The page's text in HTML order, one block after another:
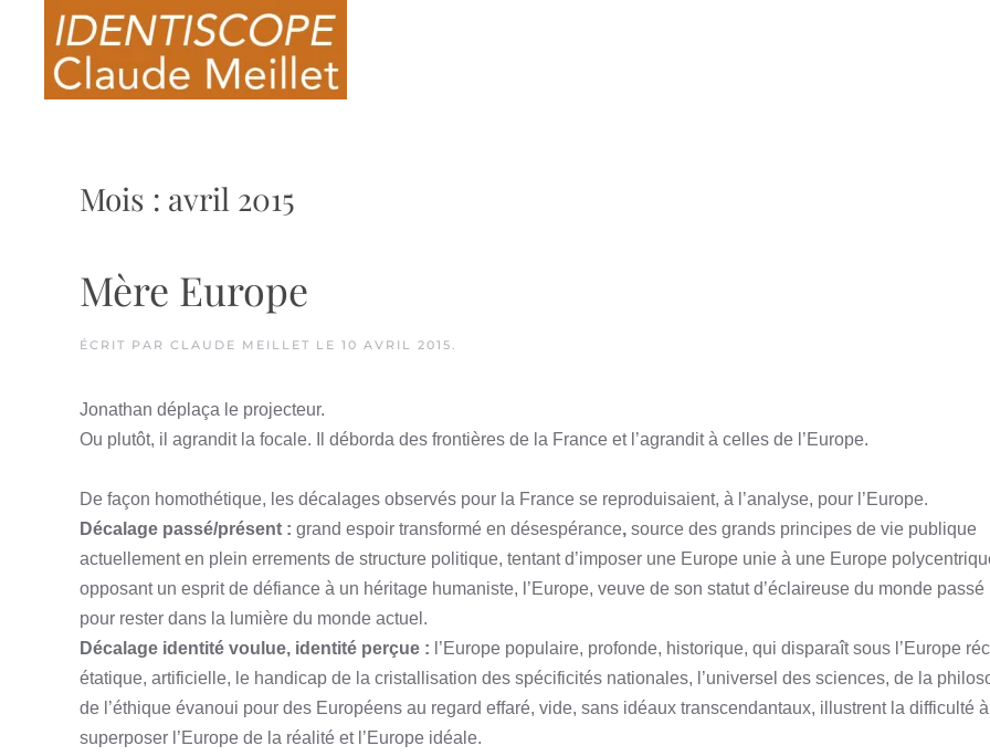
Skip to main content
Mois : avril 2015
Mère Europe
ÉCRIT PAR CLAUDE MEILLET LE 10 AVRIL 2015.
Jonathan déplaça le projecteur.
Ou plutôt, il agrandit la focale. Il déborda des frontières de la France et l’agrandit à celles de l’Europe.
De façon homothétique, les décalages observés pour la France se reproduisaient, à l’analyse, pour l’Europe.
Décalage passé/présent : grand espoir transformé en désespérance, source des grands principes de vie publique
actuellement en plein errements de structure politique, tentant d’imposer une Europe unie à une Europe
opposant un esprit de défiance à un héritage humaniste, l’Europe, veuve de son statut d’éclaireuse du monde passé
pour rester dans la lumière du monde actuel.
Décalage identité voulue, identité perçue : l’Europe populaire, profonde, historique, qui disparaît sous l’Europe
étatique, artificielle, le handicap de la cristallisation des spécificités nationales, l’universel des sciences, de la
de l’éthique évanoui pour des Européens au regard effaré, vide, sans idéaux transcendantaux, illustrent la difficulté à
superposer l’Europe de la réalité et l’Europe idéale.